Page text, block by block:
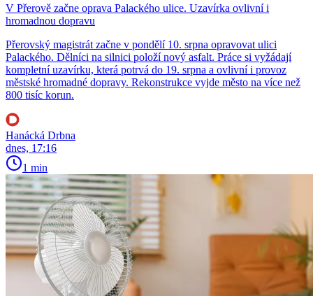
V Přerově začne oprava Palackého ulice. Uzavírka ovlivní i
hromadnou dopravu
Přerovský magistrát začne v pondělí 10. srpna opravovat ulici
Palackého. Dělníci na silnici položí nový asfalt. Práce si vyžádají
kompletní uzavírku, která potrvá do 19. srpna a ovlivní i provoz
městské hromadné dopravy. Rekonstrukce vyjde město na více než
800 tisíc korun.
Hanácká Drbna
dnes, 17:16
1 min